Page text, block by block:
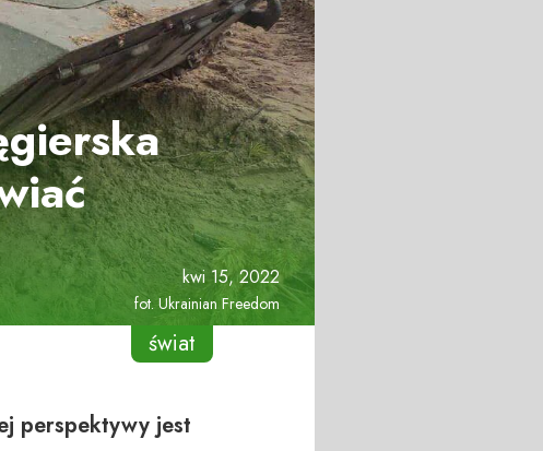
kwi 15, 2022
fot. Ukrainian Freedom
świat
perspektywy jest